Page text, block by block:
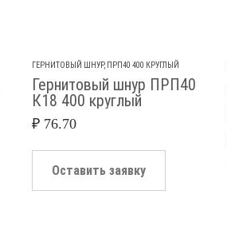
ГЕРНИТОВЫЙ ШНУР, ПРП40 400 КРУГЛЫЙ
Гернитовый шнур ПРП40
К18 400 круглый
₽ 76.70
Оставить заявку